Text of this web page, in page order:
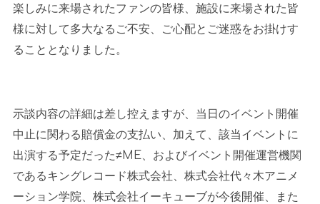
楽しみに来場されたファンの皆様、施設に来場された皆
様に対して多大なるご不安、ご心配とご迷惑をお掛けす
ることとなりました。
示談内容の詳細は差し控えますが、当日のイベント開催
中止に関わる賠償金の支払い、加えて、該当イベントに
出演する予定だった≠ME、およびイベント開催運営機関
であるキングレコード株式会社、株式会社代々木アニメ
ーション学院、株式会社イーキューブが今後開催、また